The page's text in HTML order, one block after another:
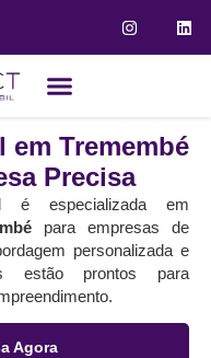
Tremembé
Precisa
é especializada em
para empresas de
personalizada e
estão prontos para
Agora